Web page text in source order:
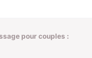
pour couples :